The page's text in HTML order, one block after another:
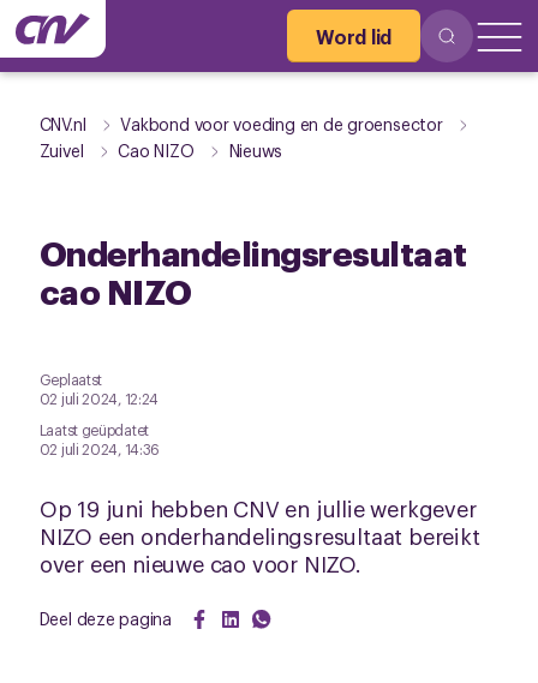
Word lid
CNV.nl
Vakbond voor voeding en de groensector
Zuivel
Cao NIZO Nieuws
Onderhandelingsresultaat
cao NIZO
Geplaatst
02 juli 2024, 12:24
Laatst geüpdatet
02 juli 2024, 14:36
Op 19 juni hebben CNV en jullie werkgever
NIZO een onderhandelingsresultaat bereikt
over een nieuwe cao voor NIZO.
Deel deze pagina